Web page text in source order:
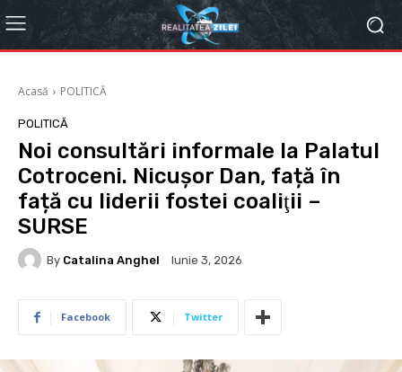
Acasă POLITICĂ
POLITICĂ
Noi consultări informale la Palatul
Cotroceni. Nicușor Dan, față în
față cu liderii fostei coaliţii –
SURSE
By Catalina Anghel Iunie 3, 2026
Facebook Twitter